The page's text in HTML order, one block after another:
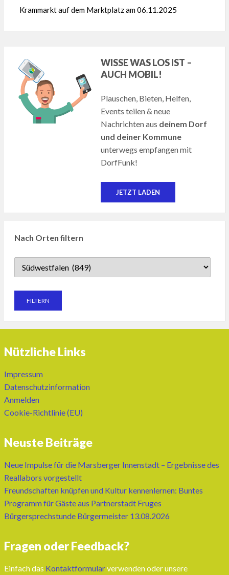
Krammarkt auf dem Marktplatz am 06.11.2025
WISSE WAS LOS IST –
AUCH MOBIL!
Plauschen, Bieten, Helfen,
Events teilen & neue
Nachrichten aus deinem Dorf
und deiner Kommune
unterwegs empfangen mit
DorfFunk!
JETZT LADEN
Nach Orten filtern
Nützliche Links
Impressum
Datenschutzinformation
Anmelden
Cookie-Richtlinie (EU)
Neuste Beiträge
Neue Impulse für die Marsberger Innenstadt – Ergebnisse des
Reallabors vorgestellt
Freundschaften knüpfen und Kultur kennenlernen: Buntes
Programm für Gäste aus Partnerstadt Fruges
Bürgersprechstunde Bürgermeister 13.08.2026
Fragen oder Feedback?
Einfach das Kontaktformularverwenden oder unsere